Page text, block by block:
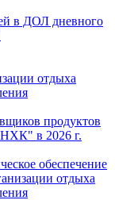
в ДОЛ дневного
отдыха
продуктов
в 2026 г.
обеспечение
отдыха